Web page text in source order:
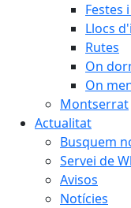
Festes
Llocs
Rutes
On
On
Montserrat
Actualitat
Busquem
Servei de
Avisos
Notícies